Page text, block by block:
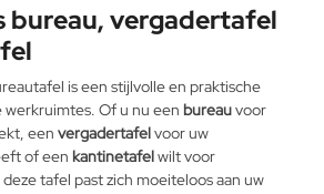
bureau, vergadertafel
is een stijlvolle en praktische
werkruimtes. Of u nu een bureauvoor
een vergadertafelvoor uw
of een kantinetafelwilt voor
tafel past zich moeiteloos aan uw